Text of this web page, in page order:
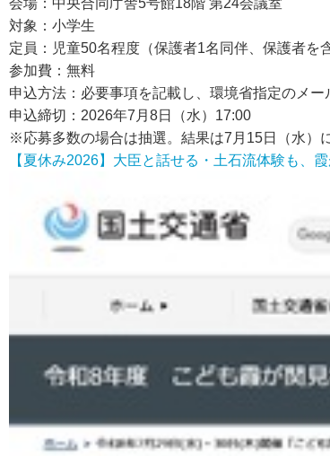
会場：中央合同庁舎5号館18階 第24会議室
対象：小学生
定員：児童50名程度（保護者1名同伴、保護者を
参加費：無料
申込方法：必要事項を記載し、環境省指定のメ
申込締切：2026年7月8日（水）17:00
※応募多数の場合は抽選。結果は7月15日（水）
【夏休み2026】大臣と話せる・土石流体験も、